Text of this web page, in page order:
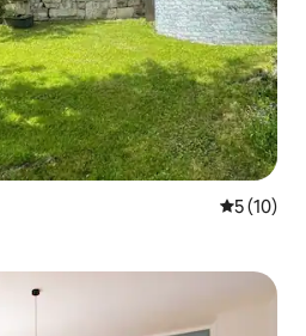
5 de uma
5 (10)